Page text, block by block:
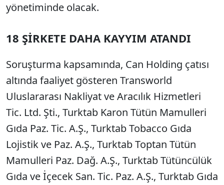
yönetiminde olacak.
18 ŞİRKETE DAHA KAYYIM ATANDI
Soruşturma kapsamında, Can Holding çatısı
altında faaliyet gösteren Transworld
Uluslararası Nakliyat ve Aracılık Hizmetleri
Tic. Ltd. Şti., Turktab Karon Tütün Mamulleri
Gıda Paz. Tic. A.Ş., Turktab Tobacco Gıda
Lojistik ve Paz. A.Ş., Turktab Toptan Tütün
Mamulleri Paz. Dağ. A.Ş., Turktab Tütüncülük
Gıda ve İçecek San. Tic. Paz. A.Ş., Turktab Gıda